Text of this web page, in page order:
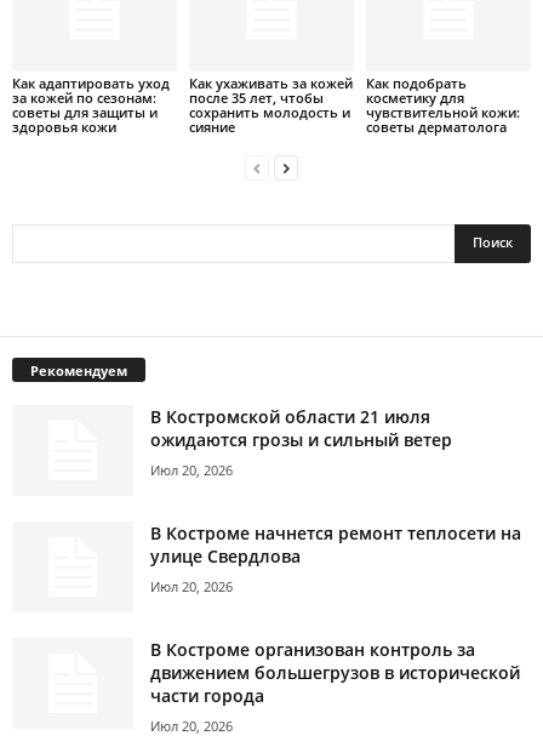
Как адаптировать уход
за кожей по сезонам:
советы для защиты и
здоровья кожи
Как ухаживать за кожей
после 35 лет, чтобы
сохранить молодость и
сияние
Как подобрать
косметику для
чувствительной кожи:
советы дерматолога
Рекомендуем
В Костромской области 21 июля
ожидаются грозы и сильный ветер
Июл 20, 2026
В Костроме начнется ремонт теплосети на
улице Свердлова
Июл 20, 2026
В Костроме организован контроль за
движением большегрузов в исторической
части города
Июл 20, 2026